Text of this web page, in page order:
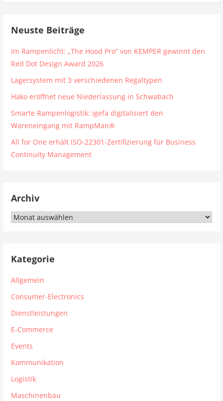
Neuste Beiträge
Im Rampenlicht: „The Hood Pro“ von KEMPER gewinnt den
Red Dot Design Award 2026
Lagersystem mit 3 verschiedenen Regaltypen
Hako eröffnet neue Niederlassung in Schwabach
Smarte Rampenlogistik: igefa digitalisiert den
Wareneingang mit RampMan®
All for One erhält ISO-22301-Zertifizierung für Business
Continuity Management
Archiv
Archiv
Kategorie
Allgemein
Consumer-Electronics
Dienstleistungen
E-Commerce
Events
Kommunikation
Logistik
Maschinenbau